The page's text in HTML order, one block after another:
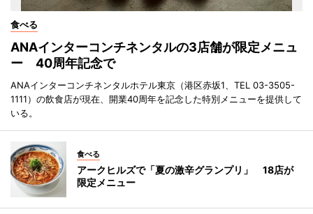
食べる
ANAインターコンチネンタルの3店舗が限定メニュ
ー 40周年記念で
ANAインターコンチネンタルホテル東京（港区赤坂1、TEL 03-3505-
1111）の飲食店が現在、開業40周年を記念した特別メニューを提供して
いる。
食べる
アークヒルズで「夏の激辛グランプリ」 18店が
限定メニュー